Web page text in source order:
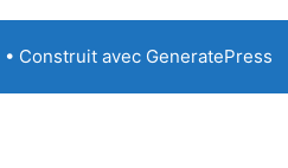
• Construit avec GeneratePress